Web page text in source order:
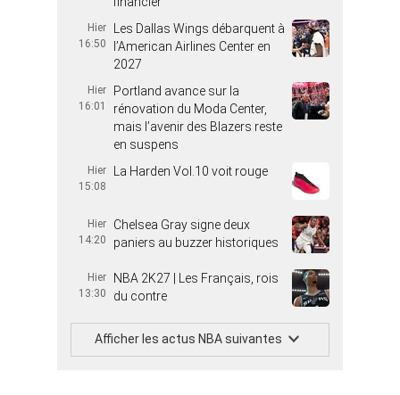
Hier
16:50
Les Dallas Wings débarquent à
l’American Airlines Center en
2027
Hier
16:01
Portland avance sur la
rénovation du Moda Center,
mais l’avenir des Blazers reste
en suspens
Hier
15:08
La Harden Vol.10 voit rouge
Hier
14:20
Chelsea Gray signe deux
paniers au buzzer historiques
Hier
13:30
NBA 2K27 | Les Français, rois
du contre
Afficher les actus NBA suivantes